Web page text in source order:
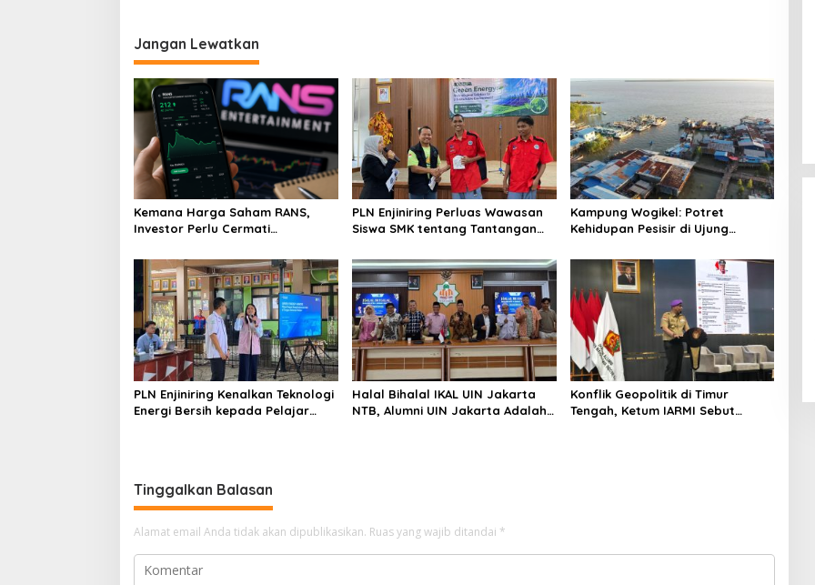
Jangan Lewatkan
Kemana Harga Saham RANS,
Investor Perlu Cermati
Spekulasi Berlebihan
PLN Enjiniring Perluas Wawasan
Siswa SMK tentang Tantangan
Kampung Wogikel: Potret
Kehidupan Pesisir di Ujung
Tengah Keterbatasan
PLN Enjiniring Kenalkan Teknologi
Energi Bersih kepada Pelajar
Halal Bihalal IKAL UIN Jakarta
NTB, Alumni UIN Jakarta Adalah
Konflik Geopolitik di Timur
Tengah, Ketum IARMI Sebut
Tinggalkan Balasan
Alamat email Anda tidak akan dipublikasikan. Ruas yang wajib ditandai *